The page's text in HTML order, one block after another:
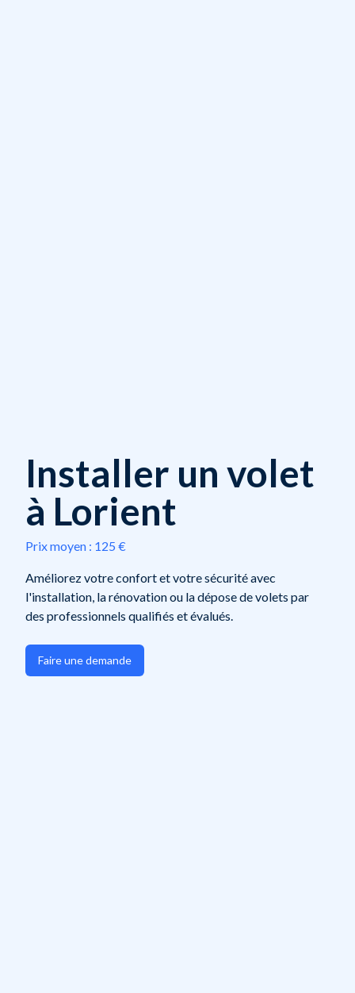
Installer un volet
à Lorient
Prix moyen : 125 €
Améliorez votre confort et votre sécurité avec
l'installation, la rénovation ou la dépose de volets par
des professionnels qualifiés et évalués.
Faire une demande